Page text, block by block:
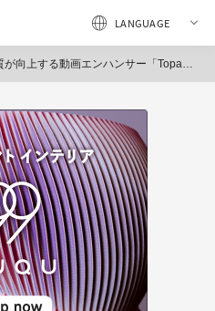
Video AI 5.2.1」リリース！ 新しい強化モデル、After Effects用のスローモーションフレーム補間、Proライセンス拡充など